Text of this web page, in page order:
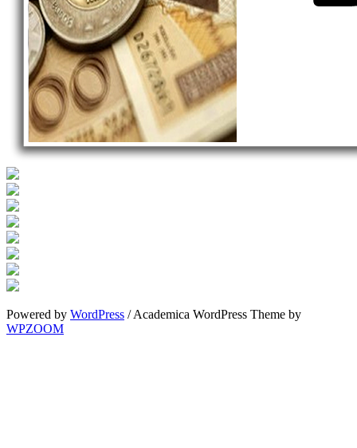
Powered by WordPress / Academica WordPress Theme by
WPZOOM